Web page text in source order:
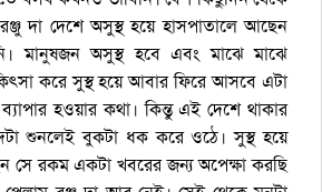
দা দেশে অসুস্থ হয়ে হাসপাতালে আছেন
মানুষজন অসুস্থ হবে এবং মাঝে মাঝে
করে সুস্থ হয়ে আবার ফিরে আসবে এটা
হওয়ার কথা। কিন্তু এই দেশে থাকার
শুনলেই বুকটা ধক করে ওঠে। সুস্থ হয়ে
সে রকম একটা খবরের জন্য অপেক্ষা করছি